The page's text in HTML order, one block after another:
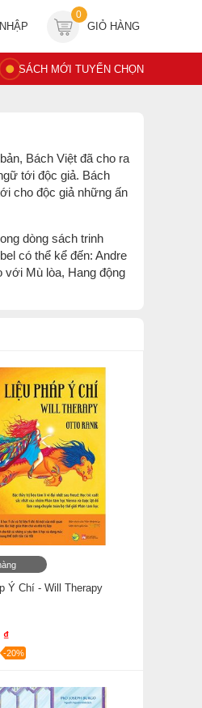
0
GIỎ HÀNG
SÁCH MỚI TUYỂN CHỌN
Bách Việt đã cho ra
tới độc giả. Bách
cho độc giả những ấn
dòng sách trinh
có thể kể đến: Andre
Mù lòa, Hang động
Ý Chí - Will Therapy
₫
-20%